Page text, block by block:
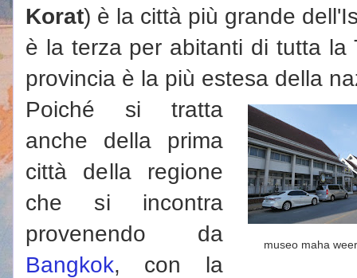
Korat) è la città più grande
è la terza per abitanti di tutta la
provincia è la più estesa della
museo maha
Poiché si tratta
anche della prima
città della regione
che si incontra
provenendo da
Bangkok, con la